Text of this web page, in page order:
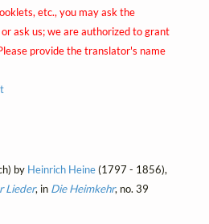
etc., you may ask the
ask us; we are authorized to grant
provide the translator's name
by Heinrich Heine(1797 - 1856),
Lieder, in Die Heimkehr, no. 39